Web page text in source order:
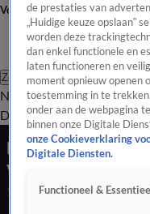
Volg Nieuws van de Dag
Zoeken
Nieuws van de DagOpinie
Dag
Video'sUitzendingen
Burgemeester
voor rol Amsterdam
11 apr 2025, 18:34
de prestaties van
„Huidige keuze opslaan”
worden deze
dan enkel functionele en
laten functioneren en
moment opnieuw openen
toestemming in te
onder aan de webpagina
binnen onze Digitale
onze Cookieverklaring
Digitale Diensten.
Functioneel & Essentieel